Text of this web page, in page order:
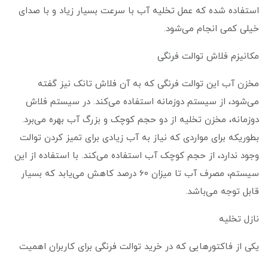
استفاده شده که عمل تخلیه آب با سرعت بسیار زیاد و با صدای
خیلی کمی انجام می‌شود.
مکانیزم فلاش توالت فرنگی
مخزن آب این توالت فرنگی که به آن فلاش تانک نیز گفته
می‌شود، از سیستم دوزمانه استفاده می‌کند. در سیستم فلاش
دوزمانه، مخزن تخلیه از دو حجم کوچک و بزرگ آب بهره می‌برد.
بطوریکه برای مواردی که نیاز به آب زیادی برای تمیز کردن توالت
وجود ندارد، از حجم کوچک آب استفاده می‌کند. با استفاده از این
سیستم، مصرف آب تا میزان 60 درصد کاهش می‌یابد که بسیار
قابل توجه می‌باشد.
نازل تخلیه
یکی از فاکتورهایی که در خرید توالت فرنگی برای کاربران اهمیت